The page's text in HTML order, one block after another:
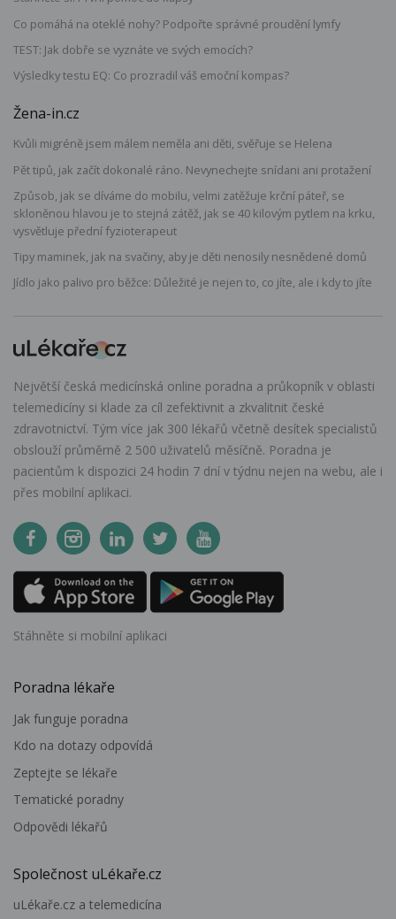
Co pomáhá na oteklé nohy? Podpořte správné proudění lymfy
TEST: Jak dobře se vyznáte ve svých emocích?
Výsledky testu EQ: Co prozradil váš emoční kompas?
Žena-in.cz
Kvůli migréně jsem málem neměla ani děti, svěřuje se Helena
Pět tipů, jak začít dokonalé ráno. Nevynechejte snídani ani protažení
Způsob, jak se díváme do mobilu, velmi zatěžuje krční páteř, se
skloněnou hlavou je to stejná zátěž, jak se 40 kilovým pytlem na krku,
vysvětluje přední fyzioterapeut
Tipy maminek, jak na svačiny, aby je děti nenosily nesnědené domů
Jídlo jako palivo pro běžce: Důležité je nejen to, co jíte, ale i kdy to jíte
Největší česká medicínská online poradna a průkopník v oblasti
telemedicíny si klade za cíl zefektivnit a zkvalitnit české
zdravotnictví. Tým více jak 300 lékařů včetně desítek specialistů
obslouží průměrně 2 500 uživatelů měsíčně. Poradna je
pacientům k dispozici 24 hodin 7 dní v týdnu nejen na webu, ale i
přes mobilní aplikaci.
Stáhněte si mobilní aplikaci
Poradna lékaře
Jak funguje poradna
Kdo na dotazy odpovídá
Zeptejte se lékaře
Tematické poradny
Odpovědi lékařů
Společnost uLékaře.cz
uLékaře.cz a telemedicína